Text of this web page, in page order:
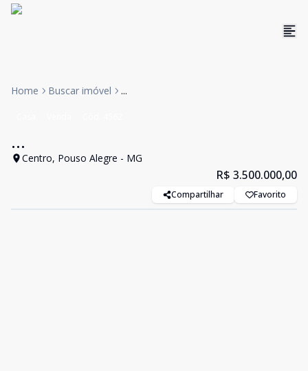
Home Buscar imóvel ...
...
Centro, Pouso Alegre - MG
R$ 3.500.000,00
Compartilhar Favorito